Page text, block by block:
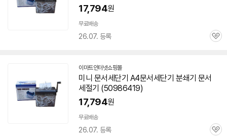
17,794원
무료배송
26.07. 등록
관
이마트인터넷쇼핑몰
미니 문서 세단기 A4문서 세단기 분쇄기 문서
세절기 (50986419)
17,794원
무료배송
26.07. 등록
관